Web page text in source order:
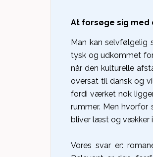
At forsøge sig med
Man kan selvfølgelig
tysk og udkommet
når den kulturelle
oversat til dansk og
fordi værket nok
rummer. Men
bliver læst og vækker
Vores svar er: